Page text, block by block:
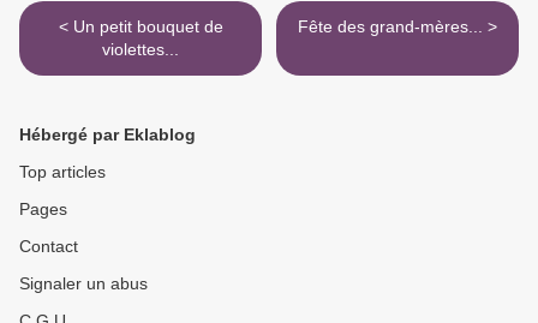
< Un petit bouquet de
violettes...
Fête des grand-mères... >
Hébergé par Eklablog
Top articles
Pages
Contact
Signaler un abus